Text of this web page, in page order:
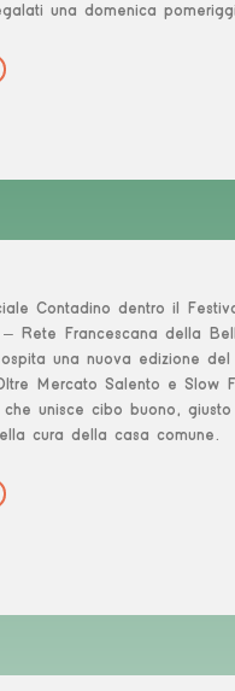
una domenica
Contadino dentro il
– Rete Francescana della
una nuova edizione del
Mercato Salento e Slow
che unisce cibo buono,
cura della casa comune.